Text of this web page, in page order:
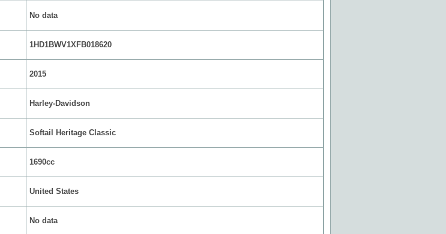
No data
1HD1BWV1XFB018620
2015
Harley-Davidson
Softail Heritage Classic
1690cc
United States
No data